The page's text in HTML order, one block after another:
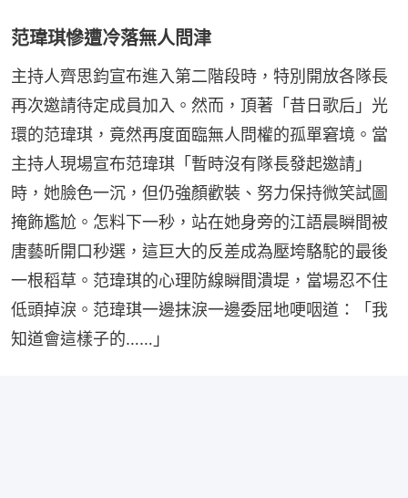
范瑋琪慘遭冷落無人問津
主持人齊思鈞宣布進入第二階段時，特別開放各隊長
再次邀請待定成員加入。然而，頂著「昔日歌后」光
環的范瑋琪，竟然再度面臨無人問權的孤單窘境。當
主持人現場宣布范瑋琪「暫時沒有隊長發起邀請」
時，她臉色一沉，但仍強顏歡裝、努力保持微笑試圖
掩飾尷尬。怎料下一秒，站在她身旁的江語晨瞬間被
唐藝昕開口秒選，這巨大的反差成為壓垮駱駝的最後
一根稻草。范瑋琪的心理防線瞬間潰堤，當場忍不住
低頭掉淚。范瑋琪一邊抹淚一邊委屈地哽咽道：「我
知道會這樣子的……」